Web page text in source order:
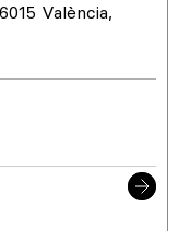
València,